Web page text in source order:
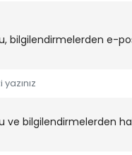
bilgilendirmelerden e-
ve bilgilendirmelerden